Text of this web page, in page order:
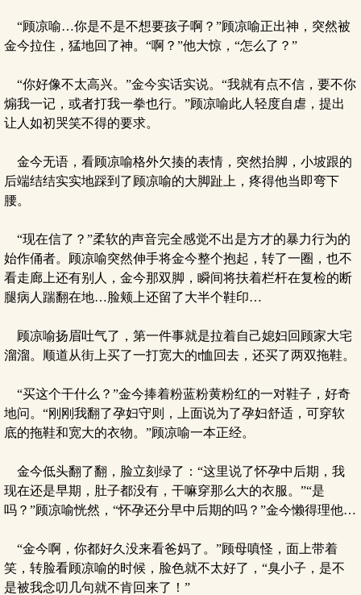
“顾凉喻…你是不是不想要孩子啊？”顾凉喻正出神，突然被
金今拉住，猛地回了神。“啊？”他大惊，“怎么了？”
“你好像不太高兴。”金今实话实说。“我就有点不信，要不你
煽我一记，或者打我一拳也行。”顾凉喻此人轻度自虐，提出
让人如初哭笑不得的要求。
金今无语，看顾凉喻格外欠揍的表情，突然抬脚，小坡跟的
后端结结实实地踩到了顾凉喻的大脚趾上，疼得他当即弯下
腰。
“现在信了？”柔软的声音完全感觉不出是方才的暴力行为的
始作俑者。顾凉喻突然伸手将金今整个抱起，转了一圈，也不
看走廊上还有别人，金今那双脚，瞬间将扶着栏杆在复检的断
腿病人踹翻在地…脸颊上还留了大半个鞋印…
顾凉喻扬眉吐气了，第一件事就是拉着自己媳妇回顾家大宅
溜溜。顺道从街上买了一打宽大的t恤回去，还买了两双拖鞋。
“买这个干什么？”金今捧着粉蓝粉黄粉红的一对鞋子，好奇
地问。“刚刚我翻了孕妇守则，上面说为了孕妇舒适，可穿软
底的拖鞋和宽大的衣物。”顾凉喻一本正经。
金今低头翻了翻，脸立刻绿了：“这里说了怀孕中后期，我
现在还是早期，肚子都没有，干嘛穿那么大的衣服。”“是
吗？”顾凉喻恍然，“怀孕还分早中后期的吗？”金今懒得理他…
“金今啊，你都好久没来看爸妈了。”顾母嗔怪，面上带着
笑，转脸看顾凉喻的时候，脸色就不太好了，“臭小子，是不
是被我念叨几句就不肯回来了！”